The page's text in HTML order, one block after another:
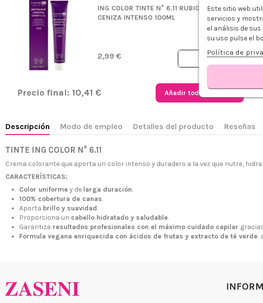
ING COLOR TINTE N° 6.11 RUBIO OSCURO
CENIZA INTENSO 100ML
2,99 €
+
Precio final: 10,41 € Añadir todo al carrito
Descripción Modo de empleo Detalles del producto Reseñas
TINTE ING COLOR N° 6.11
Crema colorante que aporta un color intenso y duradero a la vez que nutre,
CARACTERÍSTICAS:
Color uniforme y de larga duración.
100% cobertura de canas.
Aporta brillo y suavidad.
Proporciona un cabello hidratado y saludable.
Garantiza resultados profesionales con el máximo cuidado capilar
Formula vegana enriquecida con ácidos de frutas y extracto de té verde:
+34 968 06 63 44
L-V 10:00 - 14:00
+34 601 27 80 18
contacto@zaseni.com
Nuestras tiendas
Este sitio web
servicios y
el análisis de
su uso pulse el
Política de